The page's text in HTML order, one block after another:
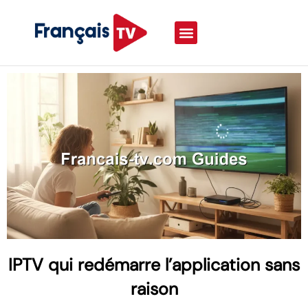
IPTV qui redémarre l’application sans
raison